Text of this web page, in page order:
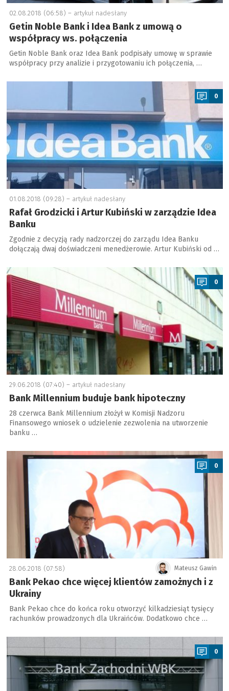
02.08.2018 (06:58) – artykuł nadesłany
Getin Noble Bank i Idea Bank z umową o
współpracy ws. połączenia
Getin Noble Bank oraz Idea Bank podpisały umowę w sprawie
współpracy przy analizie i przygotowaniu ich połączenia, …
a
0
01.08.2018 (09:28) – artykuł nadesłany
Rafał Grodzicki i Artur Kubiński w zarządzie Idea
Banku
Zgodnie z decyzją rady nadzorczej do zarządu Idea Banku
dołączają dwaj doświadczeni menedżerowie. Artur Kubiński od …
a
0
29.06.2018 (07:40) – artykuł nadesłany
Bank Millennium buduje bank hipoteczny
28 czerwca Bank Millennium złożył w Komisji Nadzoru
Finansowego wniosek o udzielenie zezwolenia na utworzenie
banku …
a
0
Mateusz Gawin
28.06.2018 (07:58)
Bank Pekao chce więcej klientów zamożnych i z
Ukrainy
Bank Pekao chce do końca roku otworzyć kilkadziesiąt tysięcy
rachunków prowadzonych dla Ukraińców. Dodatkowo chce …
a
0